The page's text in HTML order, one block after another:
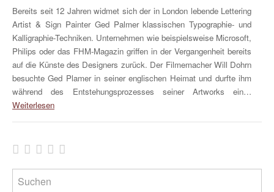
Bereits seit 12 Jahren widmet sich der in London lebende Lettering
Artist & Sign Painter Ged Palmer klassischen Typographie- und
Kalligraphie-Techniken. Unternehmen wie beispielsweise Microsoft,
Philips oder das FHM-Magazin griffen in der Vergangenheit bereits
auf die Künste des Designers zurück. Der Filmemacher Will Dohrn
besuchte Ged Plamer in seiner englischen Heimat und durfte ihm
während des Entstehungsprozesses seiner Artworks ein…
Weiterlesen